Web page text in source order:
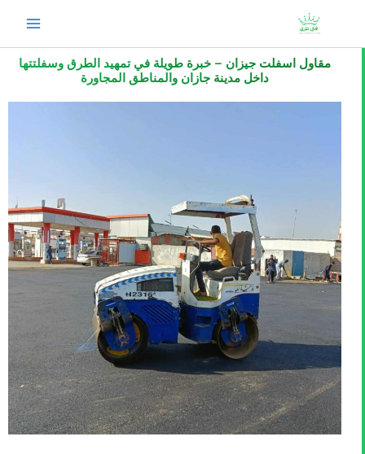
المحتوى
مقاول اسفلت جيزان – خبرة طويلة في تمهيد الطرق وسفلتتها
داخل مدينة جازان والمناطق المجاورة